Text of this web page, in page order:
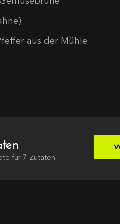
aus der Mühle
für 7 Zutaten